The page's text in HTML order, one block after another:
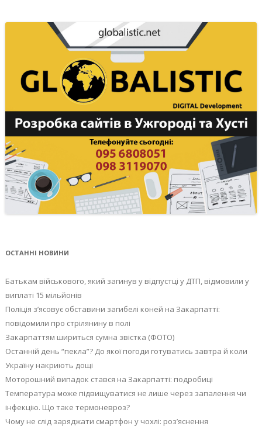
ОСТАННІ НОВИНИ
Батькам військового, який загинув у відпустці у ДТП, відмовили у
виплаті 15 мільйонів
Поліція з’ясовує обставини загибелі коней на Закарпатті:
повідомили про стрілянину в полі
Закарпаттям шириться сумна звістка (ФОТО)
Останній день “пекла”? До якої погоди готуватись завтра й коли
Україну накриють дощі
Моторошний випадок стався на Закарпатті: подробиці
Температура може підвищуватися не лише через запалення чи
інфекцію. Що таке термоневроз?
Чому не слід заряджати смартфон у чохлі: роз’яснення